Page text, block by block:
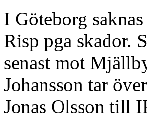
I Göteborg
Risp pga skador.
senast mot
Johansson tar
Jonas Olsson till